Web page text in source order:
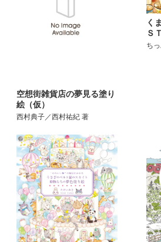
空想街雑貨店の夢見る塗り
絵（仮）
西村典子／西村祐紀 著
く
Ｓ
ち